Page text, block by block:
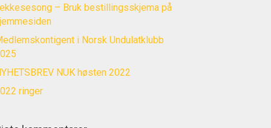
– Bruk bestillingsskjema på
i Norsk Undulatklubb
NUK høsten 2022
ringer